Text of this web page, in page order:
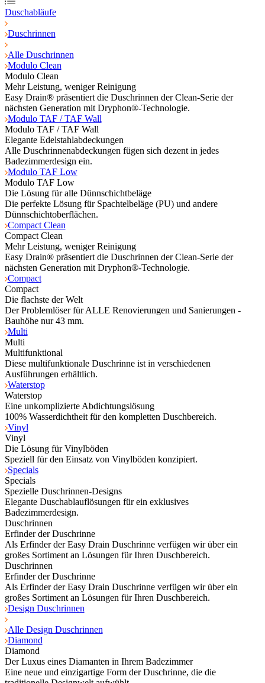
Duschabläufe
Duschrinnen
Alle Duschrinnen
Modulo Clean
Modulo Clean
Mehr Leistung, weniger Reinigung
Easy Drain® präsentiert die Duschrinnen der Clean-Serie der
nächsten Generation mit Dryphon®-Technologie.
Modulo TAF / TAF Wall
Modulo TAF / TAF Wall
Elegante Edelstahlabdeckungen
Alle Duschrinnenabdeckungen fügen sich dezent in jedes
Badezimmerdesign ein.
Modulo TAF Low
Modulo TAF Low
Die Lösung für alle Dünnschichtbeläge
Die perfekte Lösung für Spachtelbeläge (PU) und andere
Dünnschichtoberflächen.
Compact Clean
Compact Clean
Mehr Leistung, weniger Reinigung
Easy Drain® präsentiert die Duschrinnen der Clean-Serie der
nächsten Generation mit Dryphon®-Technologie.
Compact
Compact
Die flachste der Welt
Der Problemlöser für ALLE Renovierungen und Sanierungen -
Bauhöhe nur 43 mm.
Multi
Multi
Multifunktional
Diese multifunktionale Duschrinne ist in verschiedenen
Ausführungen erhältlich.
Waterstop
Waterstop
Eine unkomplizierte Abdichtungslösung
100% Wasserdichtheit für den kompletten Duschbereich.
Vinyl
Vinyl
Die Lösung für Vinylböden
Speziell für den Einsatz von Vinylböden konzipiert.
Specials
Specials
Spezielle Duschrinnen-Designs
Elegante Duschablauflösungen für ein exklusives
Badezimmerdesign.
Duschrinnen
Erfinder der Duschrinne
Als Erfinder der Easy Drain Duschrinne verfügen wir über ein
großes Sortiment an Lösungen für Ihren Duschbereich.
Duschrinnen
Erfinder der Duschrinne
Als Erfinder der Easy Drain Duschrinne verfügen wir über ein
großes Sortiment an Lösungen für Ihren Duschbereich.
Design Duschrinnen
Alle Design Duschrinnen
Diamond
Diamond
Der Luxus eines Diamanten in Ihrem Badezimmer
Eine neue und einzigartige Form der Duschrinne, die die